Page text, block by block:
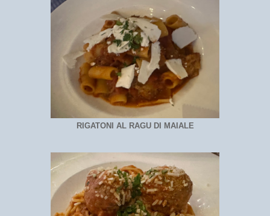
RIGATONI AL RAGU DI MAIALE